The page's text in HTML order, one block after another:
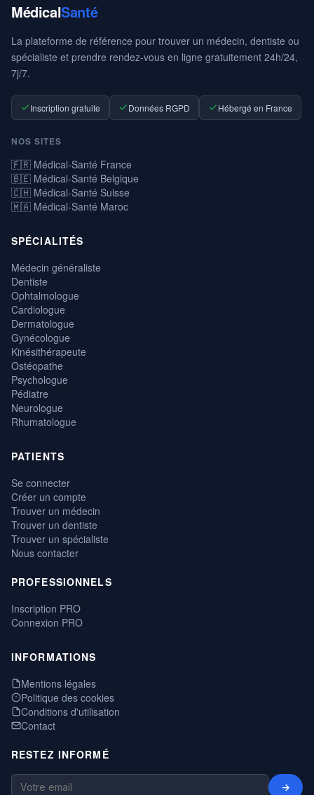
MédicalSanté
La plateforme de référence pour trouver un médecin, dentiste ou
spécialiste et prendre rendez-vous en ligne gratuitement 24h/24,
7j/7.
Inscription gratuite Données RGPD Hébergé en France
NOS SITES
🇫🇷 Médical-Santé France
🇧🇪 Médical-Santé Belgique
🇨🇭 Médical-Santé Suisse
🇲🇦 Médical-Santé Maroc
SPÉCIALITÉS
Médecin généraliste
Dentiste
Ophtalmologue
Cardiologue
Dermatologue
Gynécologue
Kinésithérapeute
Ostéopathe
Psychologue
Pédiatre
Neurologue
Rhumatologue
PATIENTS
Se connecter
Créer un compte
Trouver un médecin
Trouver un dentiste
Trouver un spécialiste
Nous contacter
PROFESSIONNELS
Inscription PRO
Connexion PRO
INFORMATIONS
Mentions légales
Politique des cookies
Conditions d'utilisation
Contact
RESTEZ INFORMÉ
→